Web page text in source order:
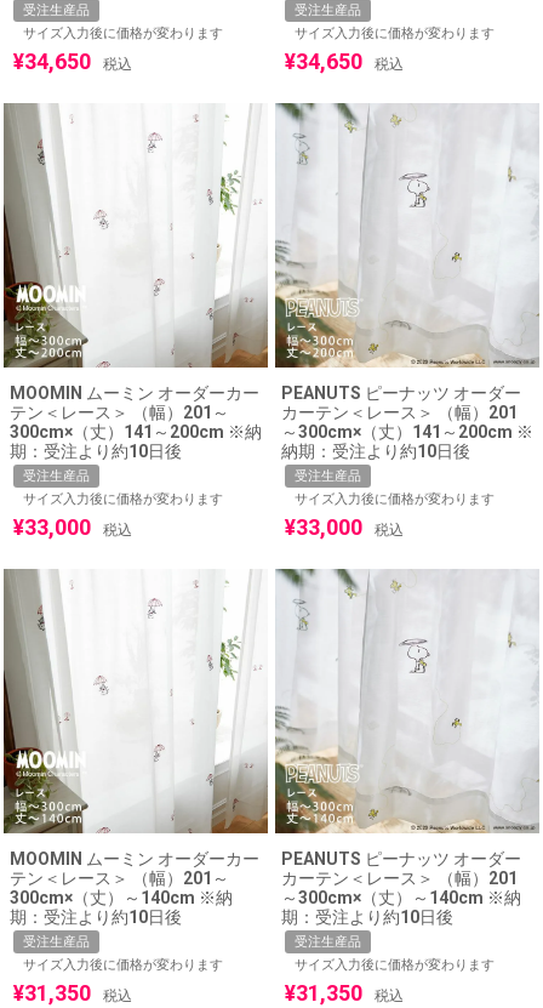
受注生産品
サイズ入力後に価格が変わります
¥34,650 税込
受注生産品
サイズ入力後に価格が変わります
¥34,650 税込
MOOMIN ムーミン オーダーカー
テン＜レース＞ （幅）201～
300cm×（丈）141～200cm ※納
期：受注より約10日後
受注生産品
サイズ入力後に価格が変わります
¥33,000 税込
PEANUTS ピーナッツ オーダー
カーテン＜レース＞ （幅）201
～300cm×（丈）141～200cm ※
納期：受注より約10日後
受注生産品
サイズ入力後に価格が変わります
¥33,000 税込
MOOMIN ムーミン オーダーカー
テン＜レース＞ （幅）201～
300cm×（丈）～140cm ※納
期：受注より約10日後
受注生産品
サイズ入力後に価格が変わります
¥31,350 税込
PEANUTS ピーナッツ オーダー
カーテン＜レース＞ （幅）201
～300cm×（丈）～140cm ※納
期：受注より約10日後
受注生産品
サイズ入力後に価格が変わります
¥31,350 税込